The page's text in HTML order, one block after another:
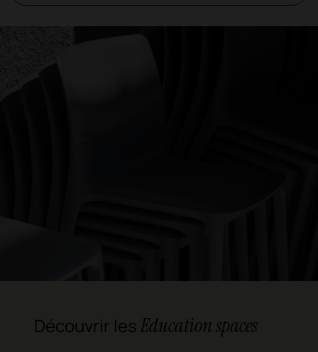
Découvrir les Education spaces